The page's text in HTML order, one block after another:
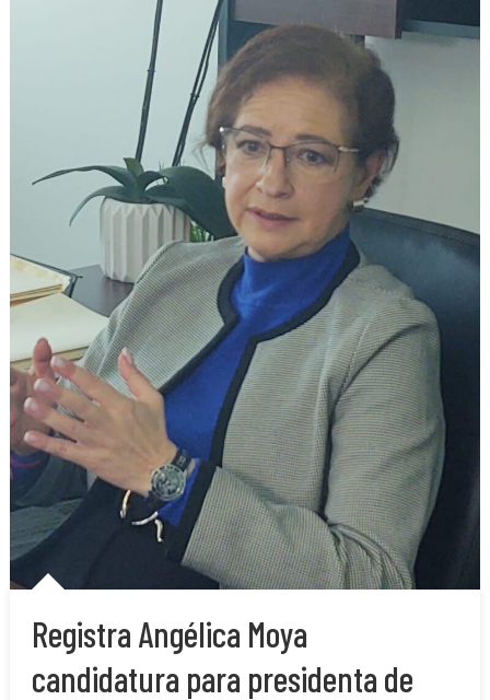
Registra Angélica Moya
candidatura para presidenta de